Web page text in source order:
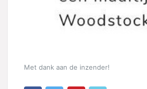
Met dank aan de inzender!